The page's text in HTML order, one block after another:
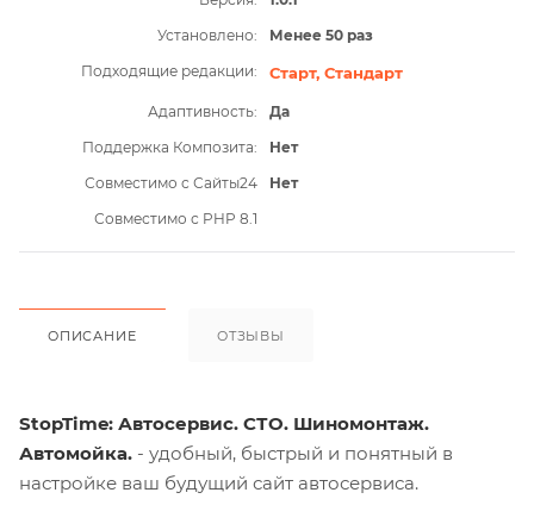
Установлено:
Менее 50 раз
Подходящие редакции:
Старт, Стандарт
Адаптивность:
Да
Поддержка Композита:
Нет
Совместимо с Сайты24
Нет
Совместимо с PHP 8.1
ОПИСАНИЕ ОТЗЫВЫ
StopTime: Автосервис. СТО. Шиномонтаж.
Автомойка. - удобный, быстрый и понятный в
настройке ваш будущий сайт автосервиса.